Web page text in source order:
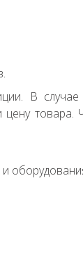
В случае
товара.